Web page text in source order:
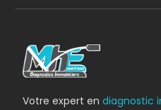
Votre expert endiagnostic